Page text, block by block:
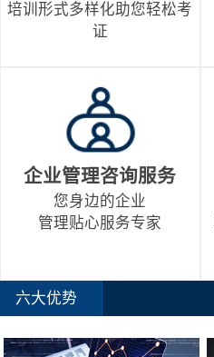
培训形式多样化助您轻松考
证
企业管理咨询服务
您身边的企业
管理贴心服务专家
六大优势